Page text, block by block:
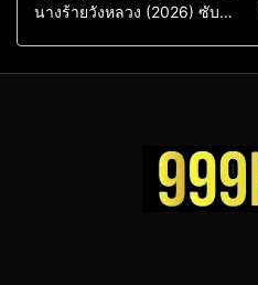
Sci-Fi & Fantasy
นางร้ายวังหลวง (2026) ซับ